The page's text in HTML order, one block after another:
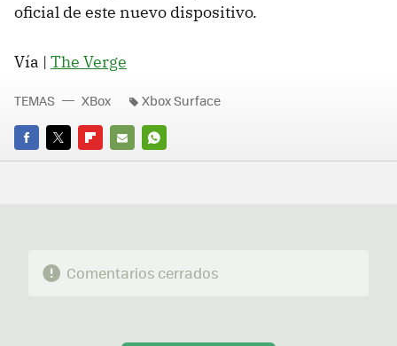
oficial de este nuevo dispositivo.
Vía | The Verge
FACEBOOK
TWITTERFLIPBOARD
E-
WHATSAPP
TEMAS XBox Xbox Surface
Comentarios cerrados